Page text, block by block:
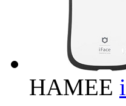
HAMEE